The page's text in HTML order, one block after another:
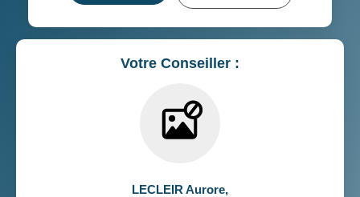
Votre Conseiller :
LECLEIR Aurore,